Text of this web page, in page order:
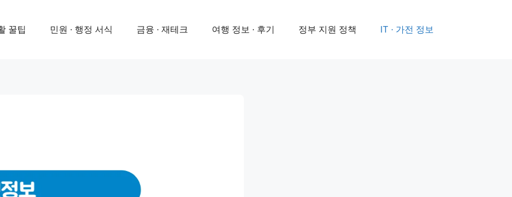
꿀팁 민원 · 행정 서식 금융 · 재테크 여행 정보 · 후기 정부 지원 정책 IT · 가전 정보